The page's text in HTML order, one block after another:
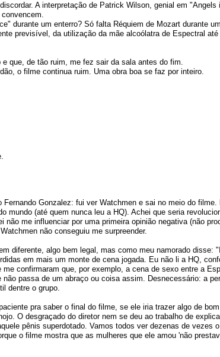
A interpretação de Patrick Wilson, genial em
durante um enterro? Só falta Réquiem de Mozart durante
previsível, da utilização da mãe alcoólatra de Espectral
que, de tão ruim, me fez sair da sala antes do fim.
o filme continua ruim. Uma obra boa se faz por inteiro.
Gonzalez: fui ver Watchmen e sai no meio do
mundo (até quem nunca leu a HQ). Achei que seria
não me influenciar por uma primeira opinião negativa (não
não conseguiu me surpreender.
diferente, algo bem legal, mas como meu namorado disse:
em mais um monte de cena jogada. Eu não li a HQ,
confirmaram que, por exemplo, a cena de sexo entre a
passa de um abraço ou coisa assim. Desnecessário: a
dentre o grupo.
pra saber o final do filme, se ele iria trazer algo de
O desgraçado do diretor nem se deu ao trabalho de
pênis superdotado. Vamos todos ver dezenas de vezes
o filme mostra que as mulheres que ele amou 'não